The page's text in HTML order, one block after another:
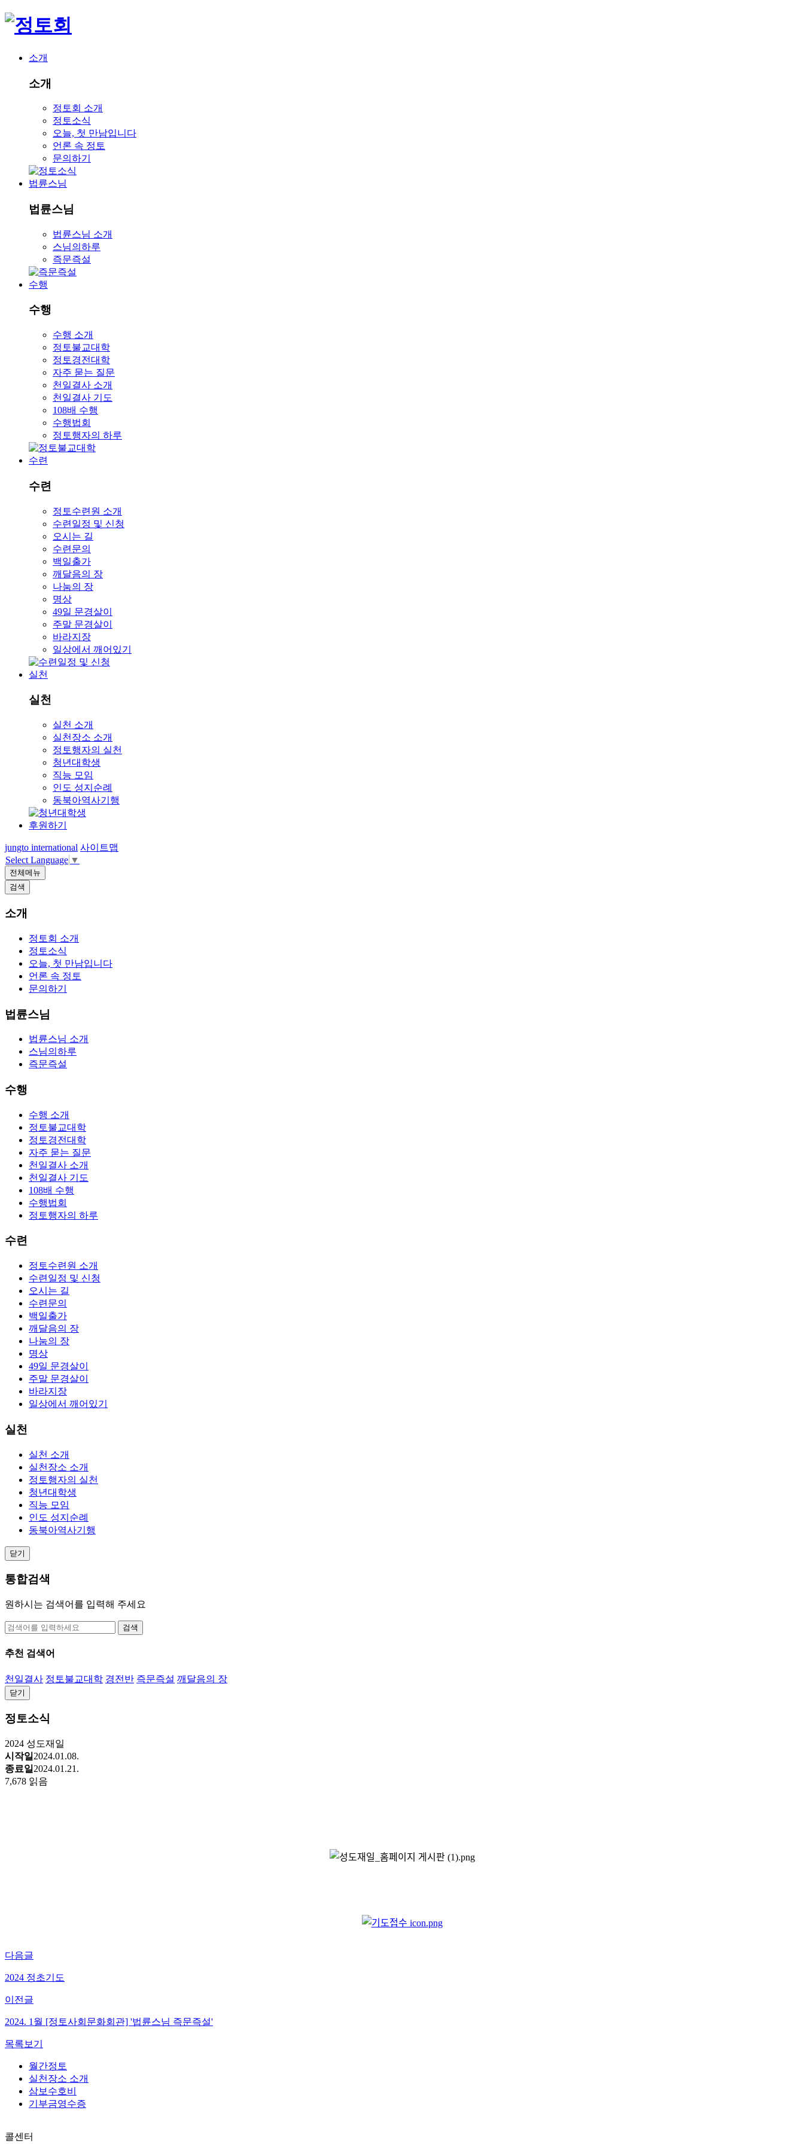
소개
소개
정토회 소개
정토소식
오늘, 첫 만남입니다
언론 속 정토
문의하기
법륜스님
법륜스님
법륜스님 소개
스님의하루
즉문즉설
수행
수행
수행 소개
정토불교대학
정토경전대학
자주 묻는 질문
천일결사 소개
천일결사 기도
108배 수행
수행법회
정토행자의 하루
수련
수련
정토수련원 소개
수련일정 및 신청
오시는 길
수련문의
백일출가
깨달음의 장
나눔의 장
명상
49일 문경살이
주말 문경살이
바라지장
일상에서 깨어있기
실천
실천
실천 소개
실천장소 소개
정토행자의 실천
청년대학생
직능 모임
인도 성지순례
동북아역사기행
후원하기
jungto international 사이트맵
Select Language ▼
전체메뉴
검색
소개
정토회 소개
정토소식
오늘, 첫 만남입니다
언론 속 정토
문의하기
법륜스님
법륜스님 소개
스님의하루
즉문즉설
수행
수행 소개
정토불교대학
정토경전대학
자주 묻는 질문
천일결사 소개
천일결사 기도
108배 수행
수행법회
정토행자의 하루
수련
정토수련원 소개
수련일정 및 신청
오시는 길
수련문의
백일출가
깨달음의 장
나눔의 장
명상
49일 문경살이
주말 문경살이
바라지장
일상에서 깨어있기
실천
실천 소개
실천장소 소개
정토행자의 실천
청년대학생
직능 모임
인도 성지순례
동북아역사기행
닫기
통합검색
원하시는 검색어를 입력해 주세요
검색
추천 검색어
천일결사 정토불교대학 경전반 즉문즉설 깨달음의 장
닫기
정토소식
2024 성도재일
시작일 2024.01.08.
종료일 2024.01.21.
7,678 읽음
다음글
2024 정초기도
이전글
2024. 1월 [정토사회문화회관] '법륜스님 즉문즉설'
목록보기
월간정토
실천장소 소개
삼보수호비
기부금영수증
콜센터